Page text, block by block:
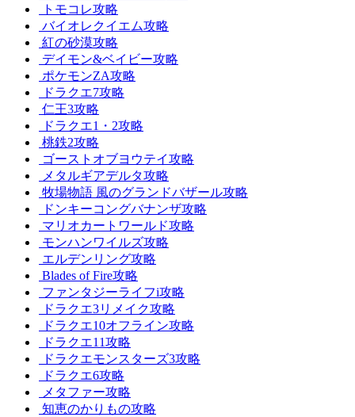
トモコレ攻略
バイオレクイエム攻略
紅の砂漠攻略
デイモン&ベイビー攻略
ポケモンZA攻略
ドラクエ7攻略
仁王3攻略
ドラクエ1・2攻略
桃鉄2攻略
ゴーストオブヨウテイ攻略
メタルギアデルタ攻略
牧場物語 風のグランドバザール攻略
ドンキーコングバナンザ攻略
マリオカートワールド攻略
モンハンワイルズ攻略
エルデンリング攻略
Blades of Fire攻略
ファンタジーライフi攻略
ドラクエ3リメイク攻略
ドラクエ10オフライン攻略
ドラクエ11攻略
ドラクエモンスターズ3攻略
ドラクエ6攻略
メタファー攻略
知恵のかりもの攻略